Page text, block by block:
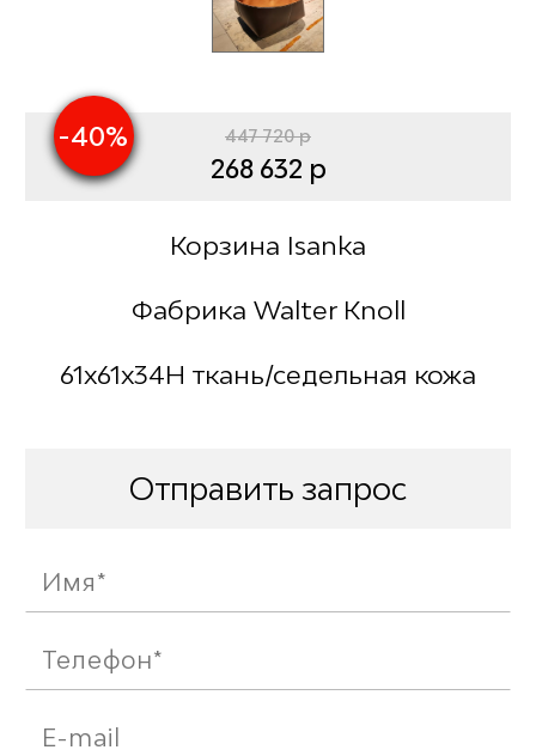
-40% 447 720 р
268 632 р
Корзина Isanka
Фабрика Walter Knoll
61х61х34Н ткань/седельная кожа
Отправить запрос